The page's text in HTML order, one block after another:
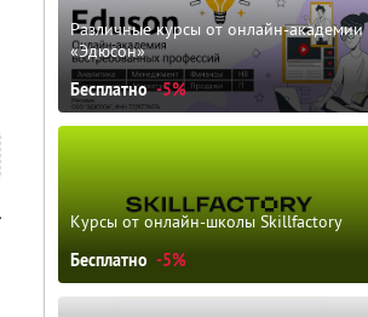
Различные курсы от онлайн-академии
«Эдюсон»
Бесплатно -5%
Курсы от онлайн-школы Skillfactory
Бесплатно -5%